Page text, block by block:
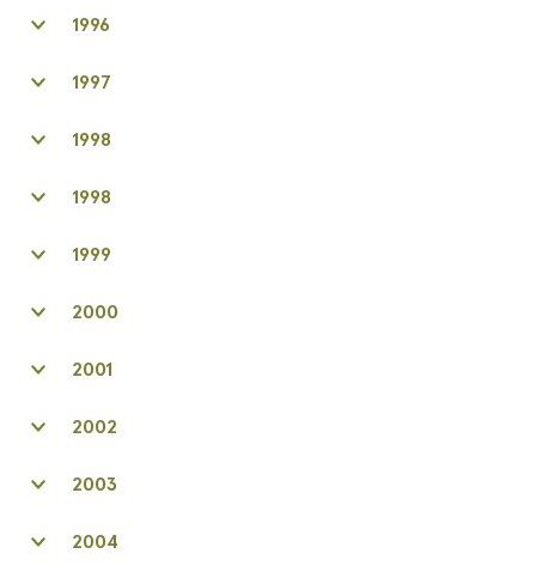
1996
1997
1998
1998
1999
2000
2001
2002
2003
2004